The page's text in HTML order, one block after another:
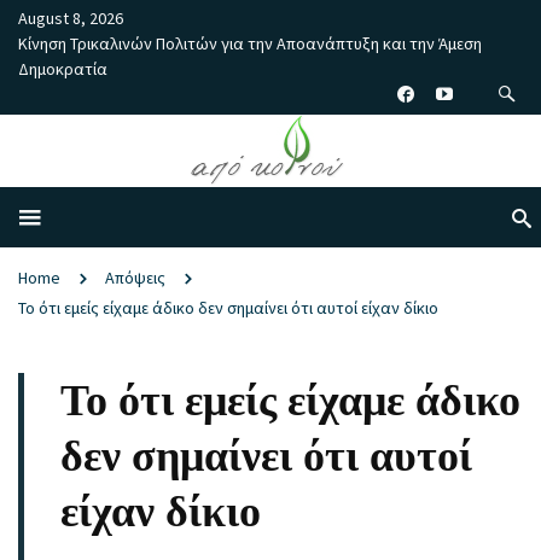
August 8, 2026
Κίνηση Τρικαλινών Πολιτών για την Αποανάπτυξη και την Άμεση
Δημοκρατία
Home
Απόψεις
Το ότι εμείς είχαμε άδικο δεν σημαίνει ότι αυτοί είχαν δίκιο
Το ότι εμείς είχαμε άδικο
δεν σημαίνει ότι αυτοί
είχαν δίκιο